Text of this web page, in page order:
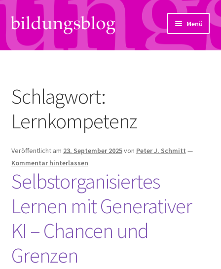
Zur
Navigation
springen
Zum
Inhalt
springen
Menü
Über uns
Links
Kontakt
Subjektiv
Bildungsreport
Hendriks Gedanken
Peps Gedanken
Talks & Tratsch
Schlagwort:
Lernkompetenz
Veröffentlicht am 23. September 2025von Peter J. Schmitt —
Kommentar hinterlassen
Selbstorganisiertes
Lernen mit Generativer
KI – Chancen und
Grenzen